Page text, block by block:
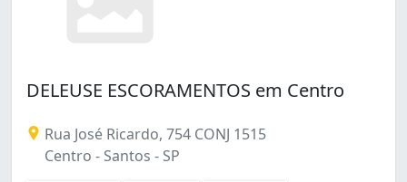
DELEUSE ESCORAMENTOS em Centro
Rua José Ricardo, 754 CONJ 1515
Centro - Santos - SP